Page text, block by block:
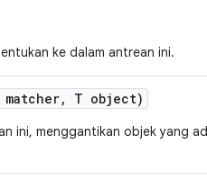
ke dalam antrean ini.
matcher, T object)
ini, menggantikan objek yang